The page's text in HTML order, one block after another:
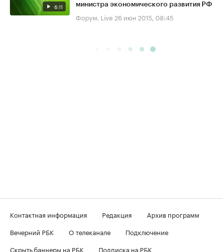
6:11
министра экономического развития РФ
Форум. Live 26 июн 2015, 08:45
Контактная информация Редакция
Архив программ
Вечерний РБК
О телеканале
Подключение
Скрыть баннеры на РБК
Подписка на РБК